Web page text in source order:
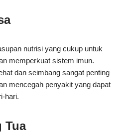
nutrisi yang cukup untuk
memperkuat sistem imun.
dan seimbang sangat penting
mencegah penyakit yang dapat
hari.
Tua